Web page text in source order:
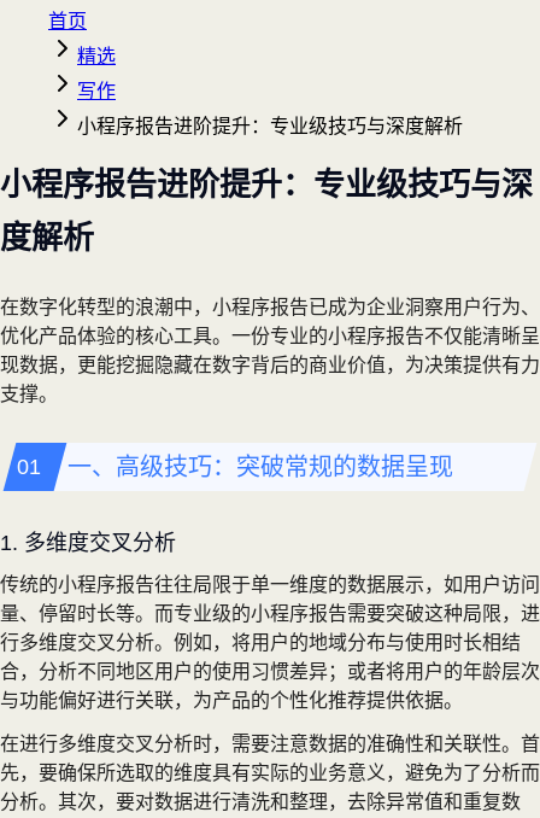
首页
精选
写作
小程序报告进阶提升：专业级技巧与深度解析
小程序报告进阶提升：专业级技巧与深
度解析
在数字化转型的浪潮中，小程序报告已成为企业洞察用户行为、
优化产品体验的核心工具。一份专业的小程序报告不仅能清晰呈
现数据，更能挖掘隐藏在数字背后的商业价值，为决策提供有力
支撑。
一、高级技巧：突破常规的数据呈现
1. 多维度交叉分析
传统的小程序报告往往局限于单一维度的数据展示，如用户访问
量、停留时长等。而专业级的小程序报告需要突破这种局限，进
行多维度交叉分析。例如，将用户的地域分布与使用时长相结
合，分析不同地区用户的使用习惯差异；或者将用户的年龄层次
与功能偏好进行关联，为产品的个性化推荐提供依据。
在进行多维度交叉分析时，需要注意数据的准确性和关联性。首
先，要确保所选取的维度具有实际的业务意义，避免为了分析而
分析。其次，要对数据进行清洗和整理，去除异常值和重复数